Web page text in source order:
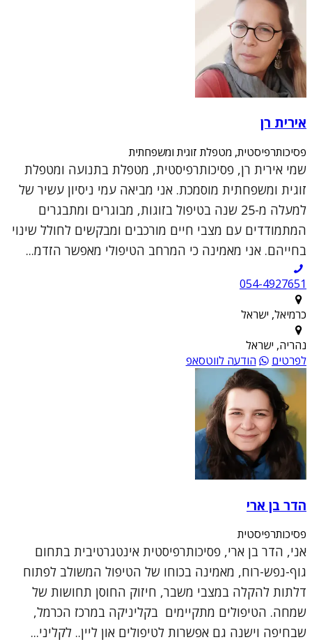
אירית רן
פסיכותרפיסטית, מטפלת זוגית ומשפחתית
שמי אירית רן, פסיכותרפיסטית, מטפלת בתנועה ומטפלת
זוגית ומשפחתית מוסמכת. אני מביאה עמי ניסיון עשיר של
למעלה מ-25 שנה בטיפול בזוגות, מבוגרים ומתבגרים
המתמודדים עם מצבי חיים מורכבים ומבקשים לחולל שינוי
בחייהם. אני מאמינה כי המרחב הטיפולי מאפשר הזדמ...
054-4927651
כרמיאל, ישראל
נהריה, ישראל
לפרטים
הודעה לווטסאפ
הדר בן ארי
פסיכותרפיסטית
אני, הדר בן ארי, פסיכותרפיסטית אינטגרטיבית בתחום
גוף-נפש-רוח, מאמינה בכוחו של הטיפול המשולב לפתוח
דלתות להקלה במצבי משבר, חיזוק החוסן תחושות של
שמחה. הטיפולים מתקיימים בקליניקה במרכז הכרמל,
שבחיפה וישנה גם אפשרות לטיפולים און ליין.. לקליני...